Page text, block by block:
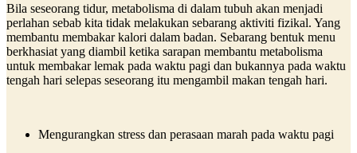
Bila seseorang tidur, metabolisma di dalam tubuh akan menjadi
perlahan sebab kita tidak melakukan sebarang aktiviti fizikal. Yang
membantu membakar kalori dalam badan. Sebarang bentuk menu
berkhasiat yang diambil ketika sarapan membantu metabolisma
untuk membakar lemak pada waktu pagi dan bukannya pada waktu
tengah hari selepas seseorang itu mengambil makan tengah hari.
Mengurangkan stress dan perasaan marah pada waktu pagi